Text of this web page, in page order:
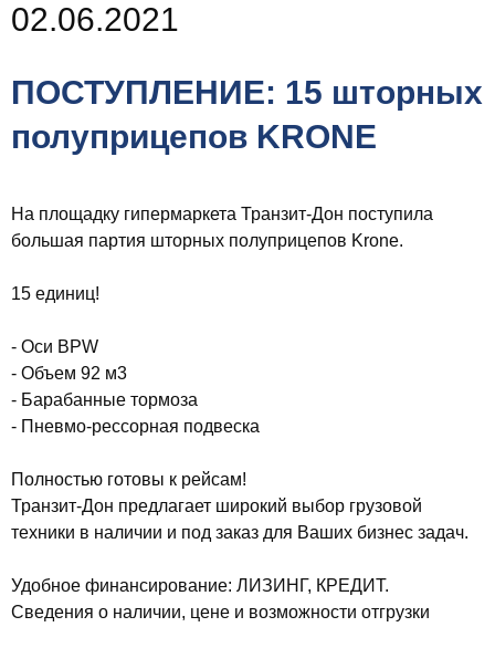
02.06.2021
ПОСТУПЛЕНИЕ: 15 шторных
полуприцепов KRONE
На площадку гипермаркета Транзит-Дон поступила
большая партия шторных полуприцепов Krone.
15 единиц!
- Оси BPW
- Объем 92 м3
- Барабанные тормоза
- Пневмо-рессорная подвеска
Полностью готовы к рейсам!
Транзит-Дон предлагает широкий выбор грузовой
техники в наличии и под заказ для Ваших бизнес задач.
Удобное финансирование: ЛИЗИНГ, КРЕДИТ.
Сведения о наличии, цене и возможности отгрузки